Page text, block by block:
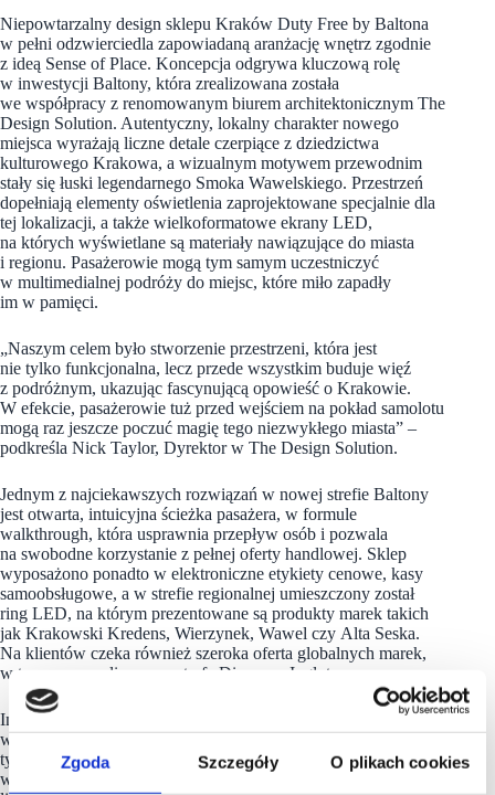
Zgoda Szczegóły O plikach cookies
Niepowtarzalny design sklepu Kraków Duty Free by Baltona
w pełni odzwierciedla zapowiadaną aranżację wnętrz zgodnie
z ideą Sense of Place. Koncepcja odgrywa kluczową rolę
w inwestycji Baltony, która zrealizowana została
we współpracy z renomowanym biurem architektonicznym The
Design Solution. Autentyczny, lokalny charakter nowego
miejsca wyrażają liczne detale czerpiące z dziedzictwa
kulturowego Krakowa, a wizualnym motywem przewodnim
stały się łuski legendarnego Smoka Wawelskiego. Przestrzeń
dopełniają elementy oświetlenia zaprojektowane specjalnie dla
tej lokalizacji, a także wielkoformatowe ekrany LED,
na których wyświetlane są materiały nawiązujące do miasta
i regionu. Pasażerowie mogą tym samym uczestniczyć
w multimedialnej podróży do miejsc, które miło zapadły
im w pamięci.
„Naszym celem było stworzenie przestrzeni, która jest
nie tylko funkcjonalna, lecz przede wszystkim buduje więź
z podróżnym, ukazując fascynującą opowieść o Krakowie.
W efekcie, pasażerowie tuż przed wejściem na pokład samolotu
mogą raz jeszcze poczuć magię tego niezwykłego miasta” –
podkreśla Nick Taylor, Dyrektor w The Design Solution.
Jednym z najciekawszych rozwiązań w nowej strefie Baltony
jest otwarta, intuicyjna ścieżka pasażera, w formule
walkthrough, która usprawnia przepływ osób i pozwala
na swobodne korzystanie z pełnej oferty handlowej. Sklep
wyposażono ponadto w elektroniczne etykiety cenowe, kasy
samoobsługowe, a w strefie regionalnej umieszczony został
ring LED, na którym prezentowane są produkty marek takich
jak Krakowski Kredens, Wierzynek, Wawel czy Alta Seska.
Na klientów czeka również szeroka oferta globalnych marek,
w tym spersonalizowana strefa Dior oraz Inglot.
Inwestycja Baltony zbiega się w czasie z historycznymi
wynikami Kraków Airport. Krakowski port lotniczy
tylko w kwietniu obsłużył 1 214 353 pasażerów, poprawiając
wynik rok do roku o 13 proc. Z kolei od początku 2026 roku